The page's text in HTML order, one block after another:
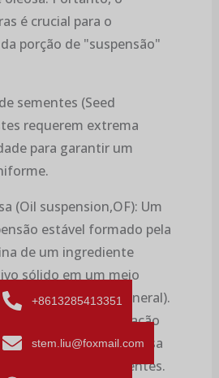
é crucial para o
porção de "suspensão"
sementes (Seed
requerem extrema
para garantir um
(Oil suspension,OF): Um
estável formado pela
de um ingrediente
sólido em um meio
vegetal ou óleo mineral).
para pulverização
ou como fase oleosa
de sementes.
+8613285413351
stem.liu@foxmail.com